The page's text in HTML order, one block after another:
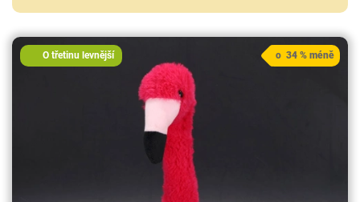
O třetinu levnější o 34 % méně